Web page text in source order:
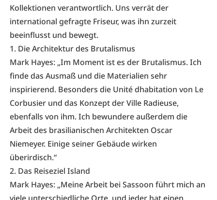
Kollektionen verantwortlich. Uns verrät der
international gefragte Friseur, was ihn zurzeit
beeinflusst und bewegt.
1. Die Architektur des Brutalismus
Mark Hayes: „Im Moment ist es der Brutalismus. Ich
finde das Ausmaß und die Materialien sehr
inspirierend. Besonders die Unité dhabitation von Le
Corbusier und das Konzept der Ville Radieuse,
ebenfalls von ihm. Ich bewundere außerdem die
Arbeit des brasilianischen Architekten Oscar
Niemeyer. Einige seiner Gebäude wirken
überirdisch.“
2. Das Reiseziel Island
Mark Hayes: „Meine Arbeit bei Sassoon führt mich an